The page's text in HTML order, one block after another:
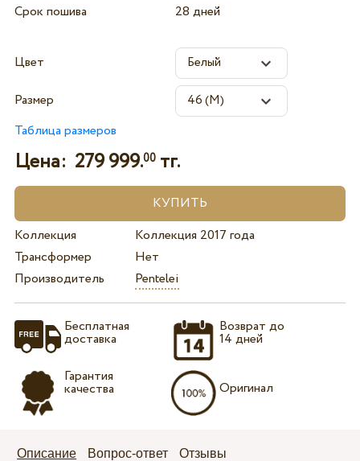
Срок пошива
28 дней
Цвет
Размер
Таблица размеров
Цена: 279 999.00тг.
Коллекция
Коллекция 2017 года
Трансформер
Нет
Производитель
Pentelei
Бесплатная
доставка
Гарантия
качества
Возврат до
14 дней
Оригинал
Описание Вопрос-ответ Отзывы